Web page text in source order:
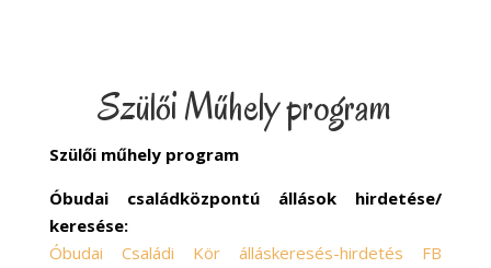
Szülői Műhely program
Szülői műhely program
Óbudai családközpontú állások hirdetése/
keresése:
Óbudai Családi Kör álláskeresés-hirdetés FB